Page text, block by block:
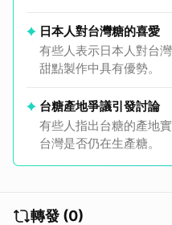
日本人對台灣糖的喜愛
有些人表示日本人對台
甜點製作中具有優勢。
台糖產地爭議引發討論
有些人指出台糖的產地
台灣是否仍在生產糖。
轉發 (0)
取消